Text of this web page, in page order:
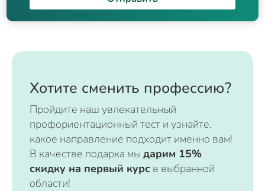
Хотите сменить профессию?
Пройдите наш увлекательный
профориентационный тест и узнайте,
какое направление подходит именно вам!
В качестве подарка мы дарим 15%
скидку на первый курс в выбранной
области!